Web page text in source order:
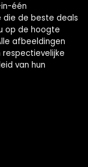
één
die de beste deals
op de hoogte
afbeeldingen
respectievelijke
van hun